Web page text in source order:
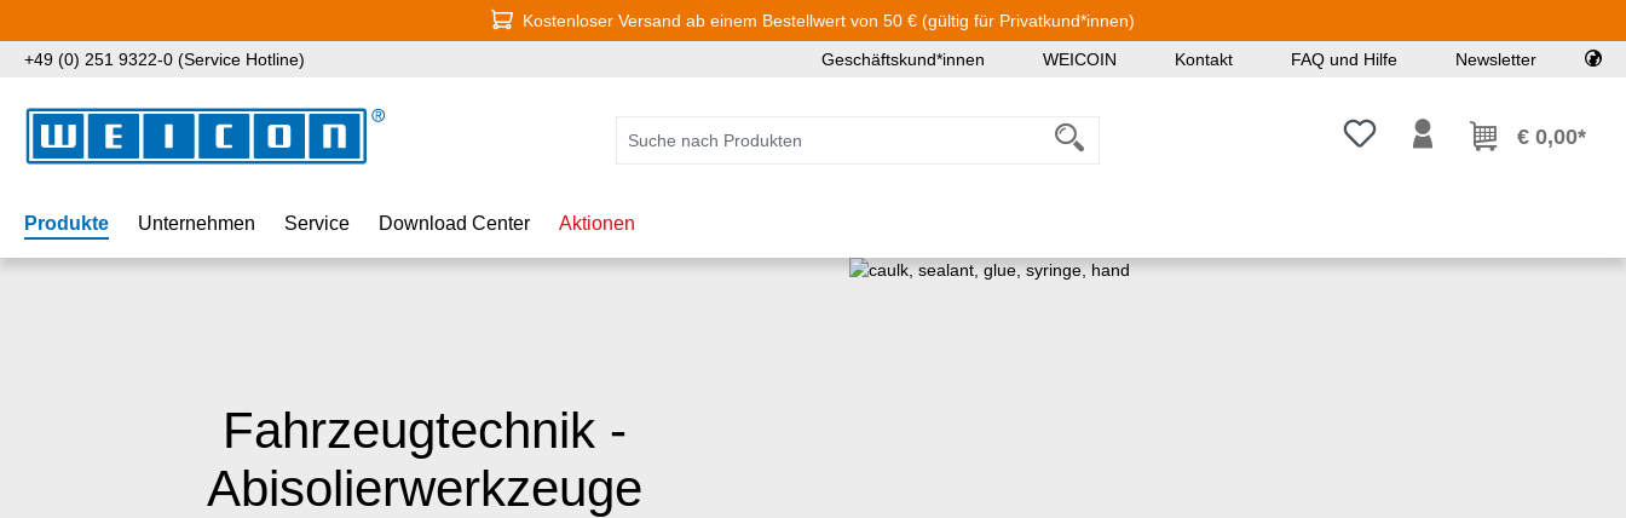
Kostenloser Versand ab einem Bestellwert von 50 € (gültig für Privatkund*innen)
+49 (0) 251 9322-0 (Service Hotline) Geschäftskund*innen WEICOIN Kontakt FAQ und Hilfe Newsletter
Du hast 0 Produkte auf dem
€ 0,00*
Produkte Unternehmen Service Download Center Aktionen
Fahrzeugtechnik -
Abisolierwerkzeuge